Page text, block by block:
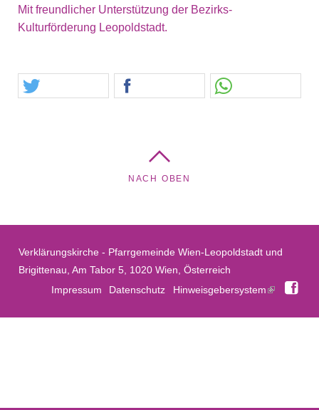
Mit freundlicher Unterstützung der Bezirks-
Kulturförderung Leopoldstadt.
NACH OBEN
Verklärungskirche - Pfarrgemeinde Wien-Leopoldstadt und
Brigittenau, Am Tabor 5, 1020 Wien, Österreich
Impressum
Datenschutz Hinweisgebersystem